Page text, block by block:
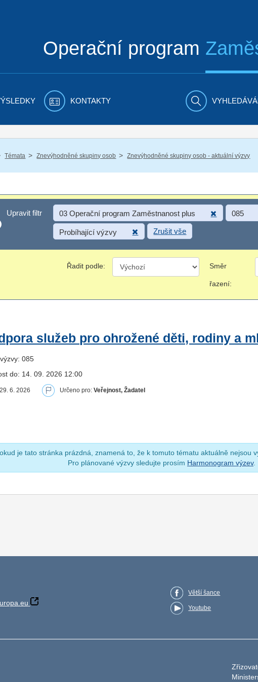
Operační program
KONTAKTY
Témata / Znevýhodněné skupiny osob / Znevýhodněné skupiny osob - aktuální výzvy
Upravit filtr
Upravit filtr 03 Operační program Zaměstnanost plus 085
Probíhající výzvy Zrušit vše
Řadit podle: Směr
řazení:
služeb pro ohrožené děti, rodiny a
085
do: 14. 09. 2026 12:00
29. 6. 2026 Určeno pro:Veřejnost, Žadatel
je tato stránka prázdná, znamená to, že k tomuto tématu aktuálně nejsou
Pro plánované výzvy sledujte prosím Harmonogram výzev.
Větší šance
Youtube